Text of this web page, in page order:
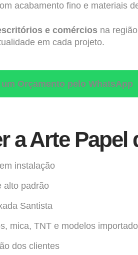
acabamento fino e materiais
e comércios na
em cada projeto.
Orçamento pelo WhatsApp
a Arte Papel
instalação
alto padrão
Santista
mica, TNT e modelos
dos clientes